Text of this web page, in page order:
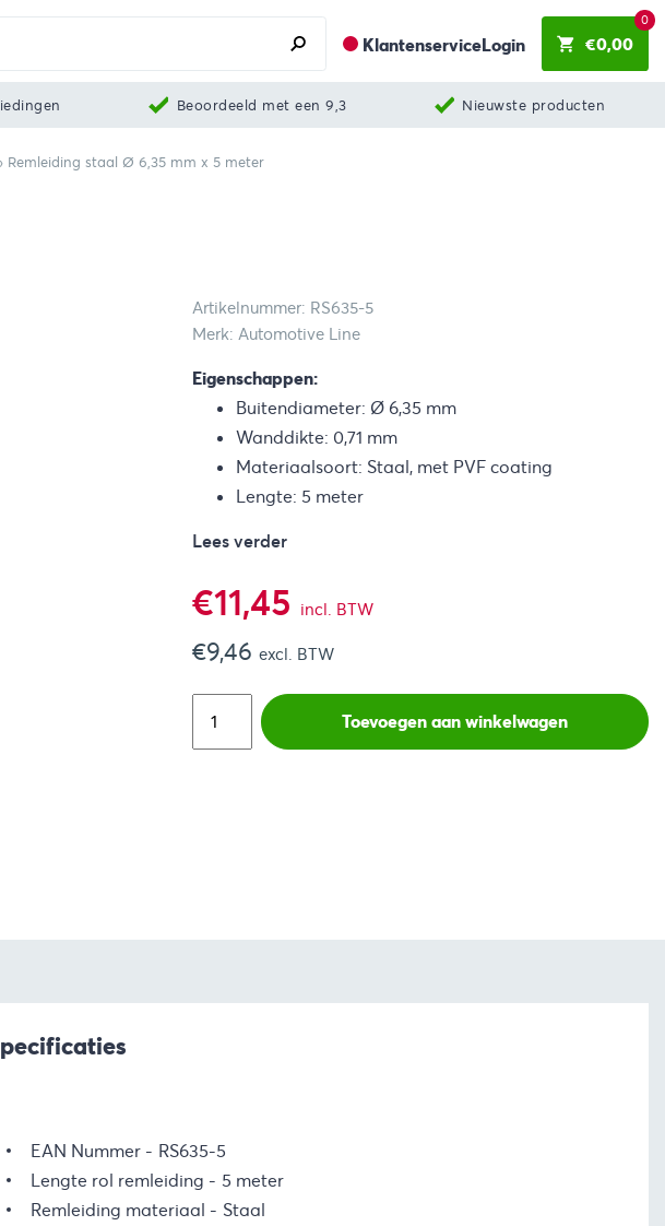
KlantenserviceLogin €0,00
0
Beoordeeld met een 9,3 Nieuwste producten
Remleiding staal Ø 6,35 mm x 5 meter
Artikelnummer: RS635-5
Merk: Automotive Line
Eigenschappen:
Buitendiameter: Ø 6,35 mm
Wanddikte: 0,71 mm
Materiaalsoort: Staal, met PVF coating
Lengte: 5 meter
Lees verder
€11,45 incl. BTW
€9,46 excl. BTW
Toevoegen aan winkelwagen
EAN Nummer
RS635-5
Lengte rol remleiding
5 meter
Remleiding materiaal
Staal